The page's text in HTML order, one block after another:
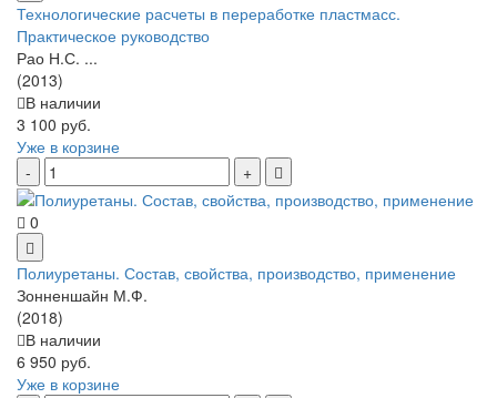
Технологические расчеты в переработке пластмасс.
Практическое руководство
Рао Н.С. ...
(2013)
В наличии
3 100 руб.
Уже в корзине
0
Полиуретаны. Состав, свойства, производство, применение
Зонненшайн М.Ф.
(2018)
В наличии
6 950 руб.
Уже в корзине